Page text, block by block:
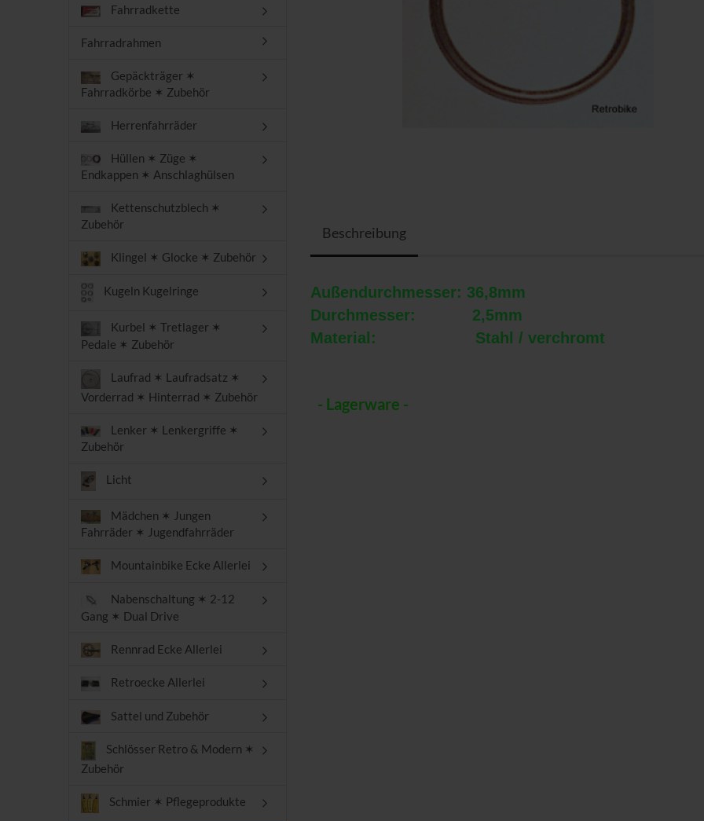
Beschreibung
Außendurchmesser: 36,8mm
Durchmesser: 2,5mm
Material: Stahl / verchromt
- Lagerware -
Fahrradkette
Fahrradrahmen
Gepäckträger ✶
Fahrradkörbe ✶ Zubehör
Herrenfahrräder
Hüllen ✶ Züge ✶
Endkappen ✶ Anschlaghülsen
Kettenschutzblech ✶
Zubehör
Klingel ✶ Glocke ✶ Zubehör
Kugeln Kugelringe
Kurbel ✶ Tretlager ✶
Pedale ✶ Zubehör
Laufrad ✶ Laufradsatz ✶
Vorderrad ✶ Hinterrad ✶ Zubehör
Lenker ✶ Lenkergriffe ✶
Zubehör
Licht
Mädchen ✶ Jungen
Fahrräder ✶ Jugendfahrräder
Mountainbike Ecke Allerlei
Nabenschaltung ✶ 2-12
Gang ✶ Dual Drive
Rennrad Ecke Allerlei
Retroecke Allerlei
Sattel und Zubehör
Schlösser Retro & Modern ✶
Zubehör
Schmier ✶ Pflegeprodukte